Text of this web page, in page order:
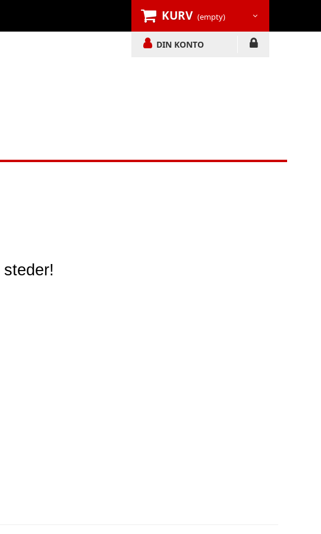
KURV (empty)
DIN KONTO